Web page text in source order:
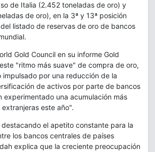
de Italia (2.452 toneladas de oro) y
de oro), en la 3ª y 13ª posición
listado de reservas de oro de bancos
Gold Council en su informe Gold
"ritmo más suave" de compra de oro,
impulsado por una reducción de la
de activos por parte de bancos
experimentado una acumulación más
este año".
el apetito constante para la
los bancos centrales de países
explica que la creciente preocupación